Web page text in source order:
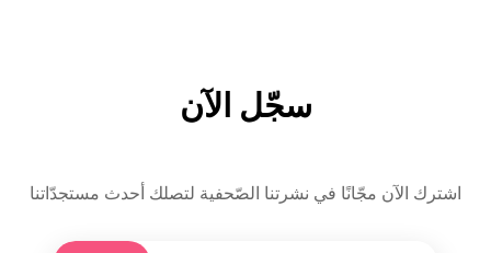
سجّل الآن
اشترك الآن مجّانًا في نشرتنا الصّحفية لتصلك أحدث مستجدّاتنا